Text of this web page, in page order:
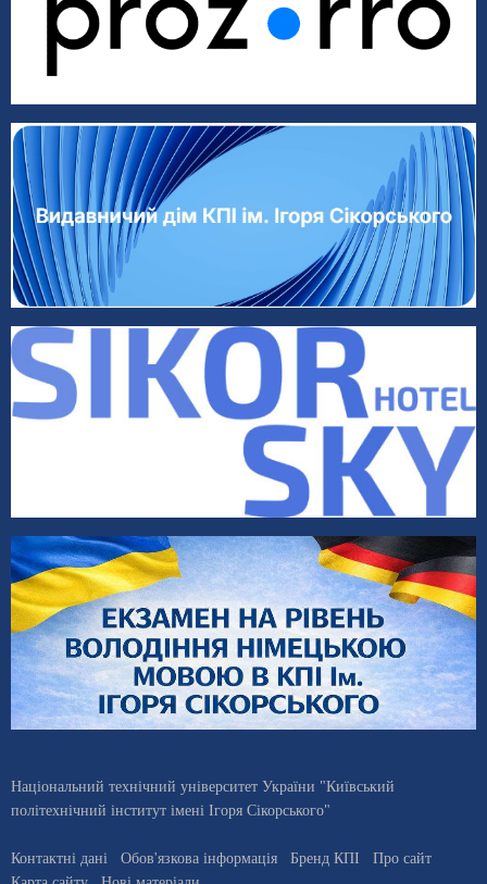
Національний технічний університет України "Київський
політехнічний інститут імені Ігоря Сікорського"
Контактні дані Обов'язкова інформація Бренд КПІ
Про сайт